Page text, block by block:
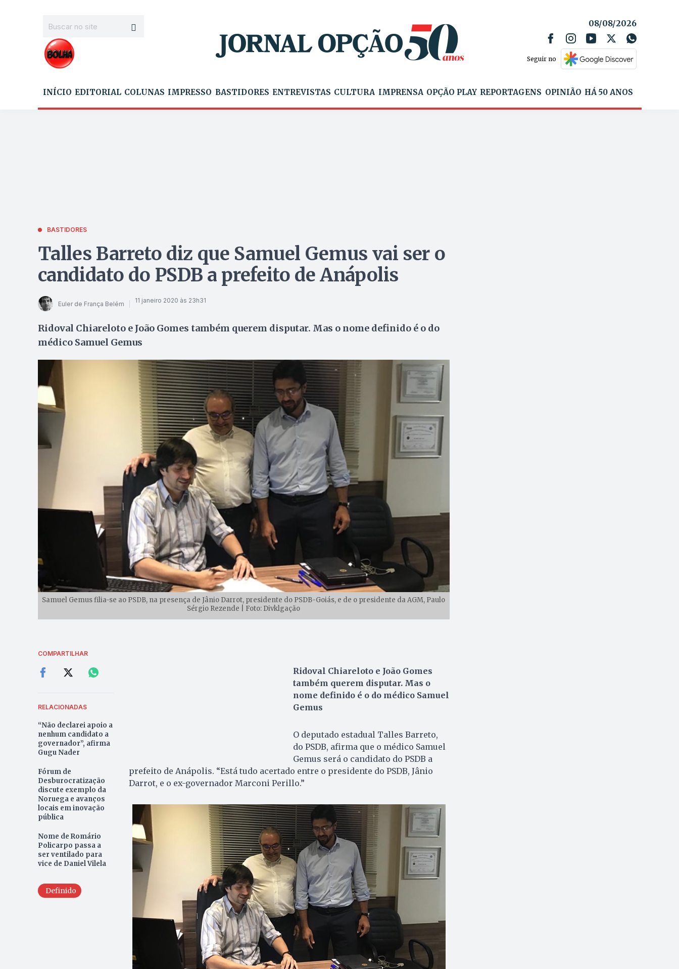
08/08/2026
Seguir no
INÍCIO EDITORIAL COLUNAS IMPRESSO BASTIDORES ENTREVISTAS CULTURA IMPRENSA OPÇÃO PLAY REPORTAGENS OPINIÃO HÁ 50 ANOS
BASTIDORES
Talles Barreto diz que Samuel Gemus vai ser o
candidato do PSDB a prefeito de Anápolis
Euler de França Belém 11 janeiro 2020 às 23h31
Ridoval Chiareloto e João Gomes também querem disputar. Mas o nome definido é o do
médico Samuel Gemus
Samuel Gemus filia-se ao PSDB, na presença de Jânio Darrot, presidente do PSDB-Goiás, e de o presidente da AGM, Paulo
Sérgio Rezende | Foto: Divklgação
COMPARTILHAR
RELACIONADAS
“Não declarei apoio a
nenhum candidato a
governador”, afirma
Gugu Nader
Fórum de
Desburocratização
discute exemplo da
Noruega e avanços
locais em inovação
pública
Nome de Romário
Policarpo passa a
ser ventilado para
vice de Daniel Vilela
Definido
Ridoval Chiareloto e João Gomes
também querem disputar. Mas o
nome definido é o do médico Samuel
Gemus
O deputado estadual Talles Barreto,
do PSDB, afirma que o médico Samuel
Gemus será o candidato do PSDB a
prefeito de Anápolis. “Está tudo acertado entre o presidente do PSDB, Jânio
Darrot, e o ex-governador Marconi Perillo.”